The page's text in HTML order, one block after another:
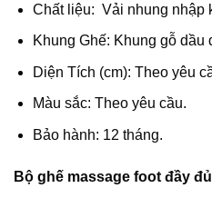
Chất liệu: Vải nhung nhập
Khung Ghế: Khung gỗ dầu
Diện Tích (cm): Theo yêu
Màu sắc: Theo yêu cầu.
Bảo hành: 12 tháng.
Bộ ghế massage foot đầy